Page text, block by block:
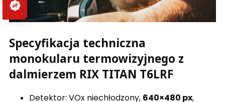
Specyfikacja techniczna
monokularu termowizyjnego z
dalmierzem RIX TITAN T6LRF
Detektor: VOx niechłodzony, 640×480 px,